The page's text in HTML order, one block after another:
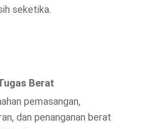
seketika.
Berat
pemasangan,
dan penanganan berat